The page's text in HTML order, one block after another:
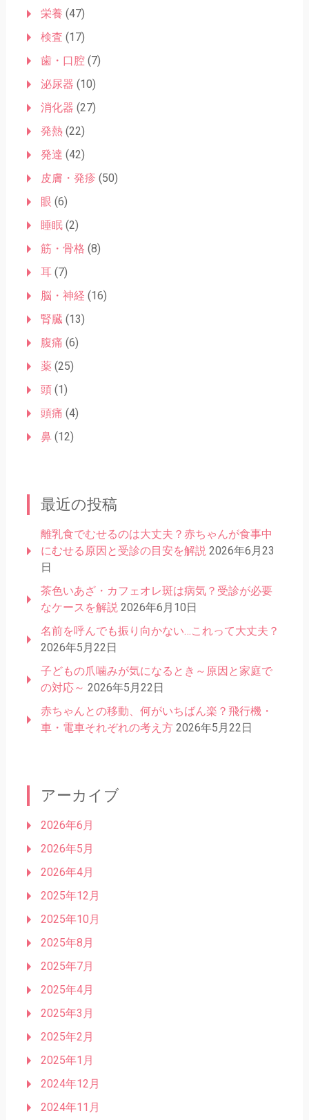
栄養 (47)
検査 (17)
歯・口腔(7)
泌尿器 (10)
消化器 (27)
発熱(22)
発達 (42)
皮膚・発疹 (50)
眼 (6)
睡眠(2)
筋・骨格 (8)
耳(7)
脳・神経 (16)
腎臓 (13)
腹痛 (6)
薬(25)
頭(1)
頭痛 (4)
鼻(12)
最近の投稿
離乳食でむせるのは大丈夫？赤ちゃんが食事中
にむせる原因と受診の目安を解説 2026年6月23
日
茶色いあざ・カフェオレ斑は病気？受診が必要
なケースを解説 2026年6月10日
名前を呼んでも振り向かない…これって大丈夫？
2026年5月22日
子どもの爪噛みが気になるとき～原因と家庭で
の対応～ 2026年5月22日
赤ちゃんとの移動、何がいちばん楽？飛行機・
車・電車それぞれの考え方 2026年5月22日
アーカイブ
2026年6月
2026年5月
2026年4月
2025年12月
2025年10月
2025年8月
2025年7月
2025年4月
2025年3月
2025年2月
2025年1月
2024年12月
2024年11月